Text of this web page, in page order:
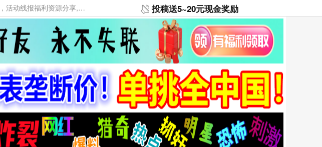
本网站提供资源工具下载，大老表资源工具，大表哥资源网软件工具，大老表资源下载，活动线报福利资源分享,活动线报，大型网游经典游戏，网络热门技术游戏辅助交流与分享。 投稿送5~20元现金奖励